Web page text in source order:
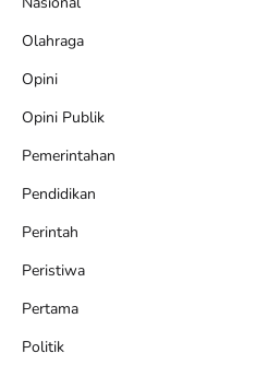
Olahraga
Opini
Opini Publik
Pemerintahan
Pendidikan
Perintah
Peristiwa
Pertama
Politik